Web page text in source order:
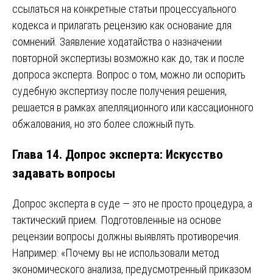
ссылаться на конкретные статьи процессуального
кодекса и прилагать рецензию как основание для
сомнений. Заявление ходатайства о назначении
повторной экспертизы возможно как до, так и после
допроса эксперта. Вопрос о том, можно ли оспорить
судебную экспертизу после получения решения,
решается в рамках апелляционного или кассационного
обжалования, но это более сложный путь.
Глава 14. Допрос эксперта: Искусство
задавать вопросы
Допрос эксперта в суде — это не просто процедура, а
тактический прием. Подготовленные на основе
рецензии вопросы должны выявлять противоречия.
Например: «Почему вы не использовали метод
экономического анализа, предусмотренный приказом